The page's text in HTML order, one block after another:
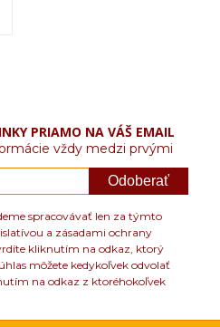
PRIAMO NA VÁŠ EMAIL
vždy medzi prvými
Odoberať
spracovávať len za týmto
a zásadami ochrany
kliknutím na odkaz, ktorý
môžete kedykoľvek odvolať
na odkaz z ktoréhokoľvek